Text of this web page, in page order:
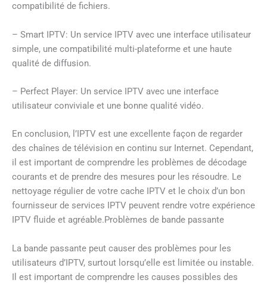
compatibilité de fichiers.
– Smart IPTV: Un service IPTV avec une interface utilisateur
simple, une compatibilité multi-plateforme et une haute
qualité de diffusion.
– Perfect Player: Un service IPTV avec une interface
utilisateur conviviale et une bonne qualité vidéo.
En conclusion, l’IPTV est une excellente façon de regarder
des chaînes de télévision en continu sur Internet. Cependant,
il est important de comprendre les problèmes de décodage
courants et de prendre des mesures pour les résoudre. Le
nettoyage régulier de votre cache IPTV et le choix d’un bon
fournisseur de services IPTV peuvent rendre votre expérience
IPTV fluide et agréable.Problèmes de bande passante
La bande passante peut causer des problèmes pour les
utilisateurs d’IPTV, surtout lorsqu’elle est limitée ou instable.
Il est important de comprendre les causes possibles des